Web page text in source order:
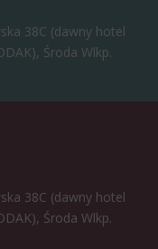
38C (dawny hotel
Środa Wlkp.
38C (dawny hotel
Środa Wlkp.